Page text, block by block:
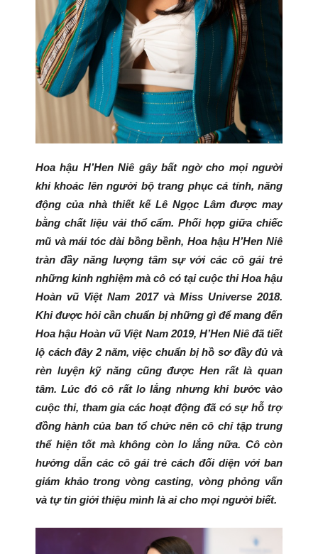
Hoa hậu H’Hen Niê gây bất ngờ cho mọi người
khi khoác lên người bộ trang phục cá tính, năng
động của nhà thiết kế Lê Ngọc Lâm được may
bằng chất liệu vải thổ cẩm. Phối hợp giữa chiếc
mũ và mái tóc dài bồng bềnh, Hoa hậu H’Hen Niê
tràn đầy năng lượng tâm sự với các cô gái trẻ
những kinh nghiệm mà cô có tại cuộc thi Hoa hậu
Hoàn vũ Việt Nam 2017 và Miss Universe 2018.
Khi được hỏi cần chuẩn bị những gì để mang đến
Hoa hậu Hoàn vũ Việt Nam 2019, H’Hen Niê đã tiết
lộ cách đây 2 năm, việc chuẩn bị hồ sơ đầy đủ và
rèn luyện kỹ năng cũng được Hen rất là quan
tâm. Lúc đó cô rất lo lắng nhưng khi bước vào
cuộc thi, tham gia các hoạt động đã có sự hỗ trợ
đồng hành của ban tổ chức nên cô chỉ tập trung
thể hiện tốt mà không còn lo lắng nữa. Cô còn
hướng dẫn các cô gái trẻ cách đối diện với ban
giám khảo trong vòng casting, vòng phỏng vấn
và tự tin giới thiệu mình là ai cho mọi người biết.